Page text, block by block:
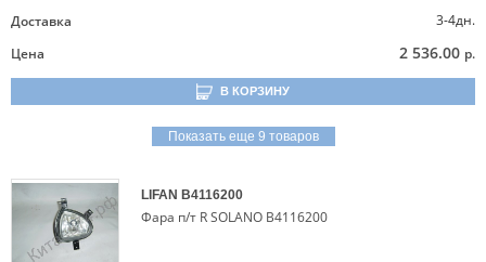
Доставка
3-4дн.
Цена
2 536.00 р.
В КОРЗИНУ
Показать еще 9 товаров
LIFAN B4116200
Фара п/т R SOLANO B4116200